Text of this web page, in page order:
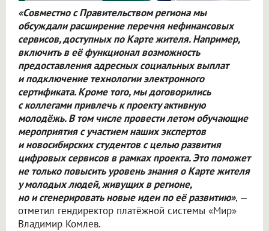
«Совместно с Правительством региона мы
обсуждали расширение перечня нефинансовых
сервисов, доступных по Карте жителя. Например,
включить в её функционал возможность
предоставления адресных социальных выплат
и подключение технологии электронного
сертификата. Кроме того, мы договорились
с коллегами привлечь к проекту активную
молодёжь. В том числе провести летом обучающие
мероприятия с участием наших экспертов
и новосибирских студентов с целью развития
цифровых сервисов в рамках проекта. Это поможет
не только повысить уровень знания о Карте жителя
у молодых людей, живущих в регионе,
но и сгенерировать новые идеи по её развитию», —
отметил гендиректор платёжной системы «Мир»
Владимир Комлев.